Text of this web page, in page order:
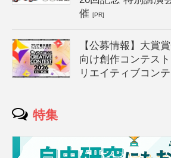
催[PR]
【公募情報】大賞
向け創作コンテス
リエイティブコン
特集